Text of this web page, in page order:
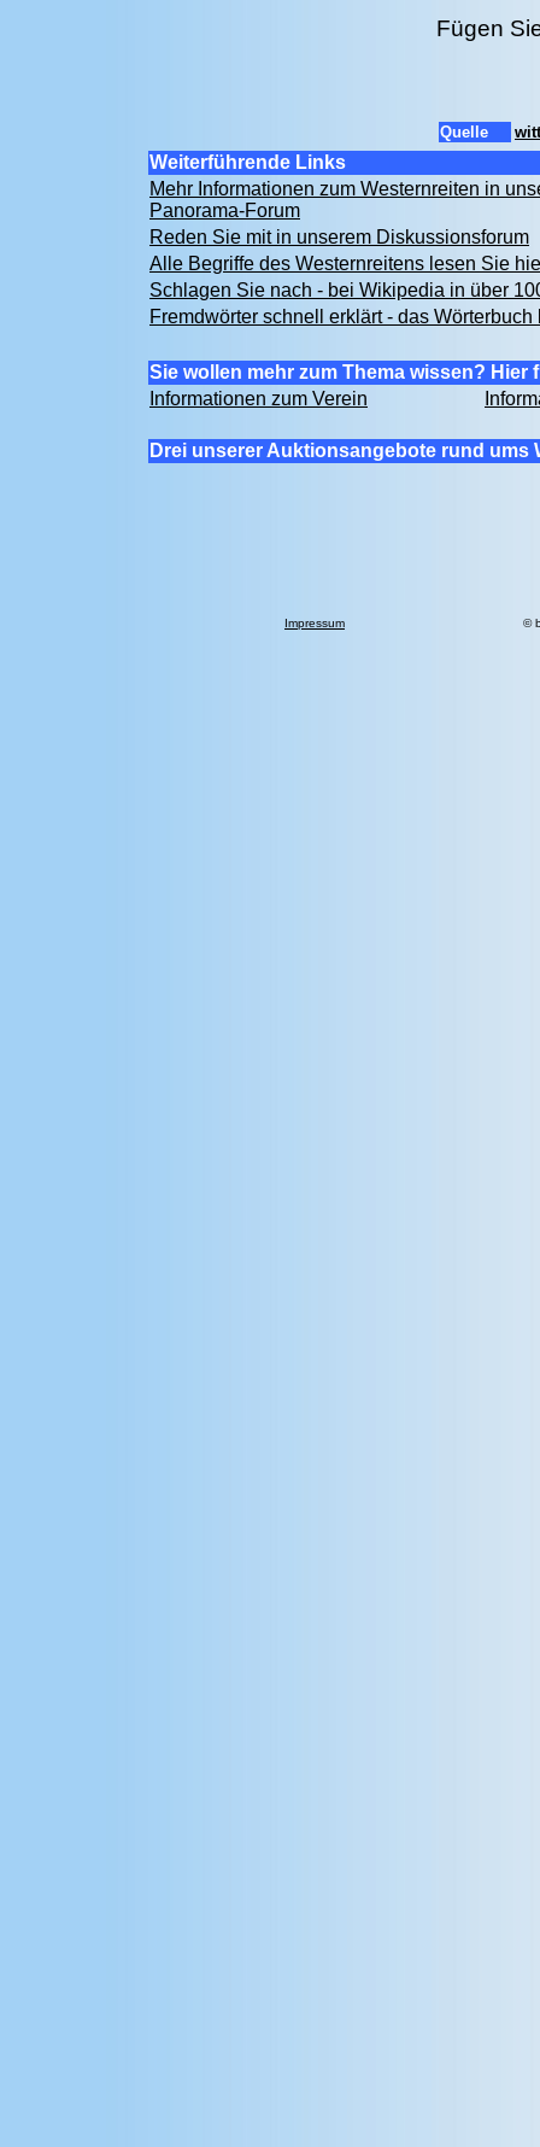
Fügen
Quelle
Weiterführende Links
Mehr Informationen zum Westernreiten in
Panorama-Forum
Reden Sie mit in unserem Diskussionsforum
Alle Begriffe des Westernreitens lesen Sie
Schlagen Sie nach - bei Wikipedia in über
Fremdwörter schnell erklärt - das Wörterbuch
Sie wollen mehr zum Thema wissen? Hier
Informationen zum Verein
Drei unserer Auktionsangebote rund ums
Impressum ©